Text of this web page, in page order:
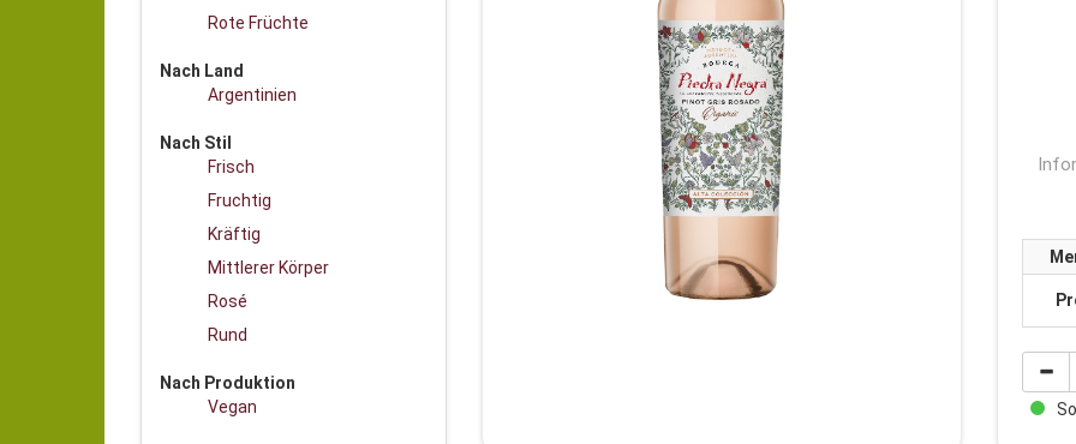
Rote Früchte
Nach Land
Argentinien
Nach Stil
Frisch
Fruchtig
Kräftig
Mittlerer Körper
Rosé
Rund
Nach Produktion
Vegan